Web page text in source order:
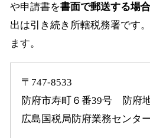
や申請書を書面で郵送する場
出は引き続き所轄税務署です
ます。
〒747-8533
防府市寿町６番39号 防府
広島国税局防府業務センタ